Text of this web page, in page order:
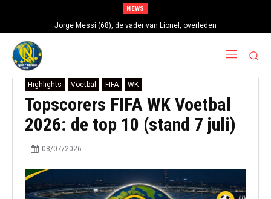
NEWS
Jorge Messi (68), de vader van Lionel, overleden
Highlights Voetbal FIFA WK
Topscorers FIFA WK Voetbal
2026: de top 10 (stand 7 juli)
08/07/2026